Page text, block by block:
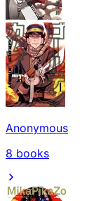
Anonymous
8 books